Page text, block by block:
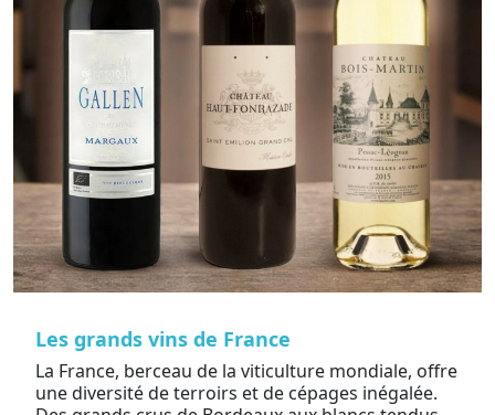
Les grands vins de France
La France, berceau de la viticulture mondiale, offre
une diversité de terroirs et de cépages inégalée.